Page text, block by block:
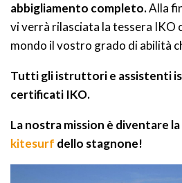
abbigliamento completo.Alla
vi verrà rilasciata la tessera IKO
mondo il vostro grado di abilità
Tutti gli istruttori e assistenti
certificati IKO.
La nostra mission è diventare la
kitesurf dello stagnone!